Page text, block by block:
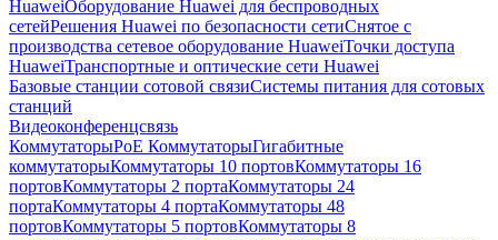
HuaweiОборудование Huawei для беспроводных
сетейРешения Huawei по безопасности сетиСнятое с
производства сетевое оборудование HuaweiТочки доступа
HuaweiТранспортные и оптические сети Huawei
Базовые станции сотовой связиСистемы питания для сотовых
станций
Видеоконференцсвязь
КоммутаторыPoE КоммутаторыГигабитные
коммутаторыКоммутаторы 10 портовКоммутаторы 16
портовКоммутаторы 2 портаКоммутаторы 24
портаКоммутаторы 4 портаКоммутаторы 48
портовКоммутаторы 5 портовКоммутаторы 8